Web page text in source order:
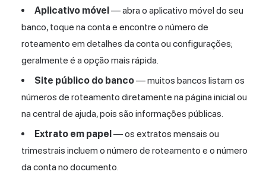
Aplicativo móvel — abra o aplicativo móvel do seu
banco, toque na conta e encontre o número de
roteamento em detalhes da conta ou configurações;
geralmente é a opção mais rápida.
Site público do banco— muitos bancos listam os
números de roteamento diretamente na página inicial ou
na central de ajuda, pois são informações públicas.
Extrato em papel — os extratos mensais ou
trimestrais incluem o número de roteamento e o número
da conta no documento.